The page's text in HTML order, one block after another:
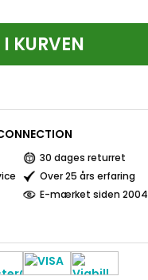
KURVEN
30 dages returret
Over 25 års erfaring
E-mærket siden 2004